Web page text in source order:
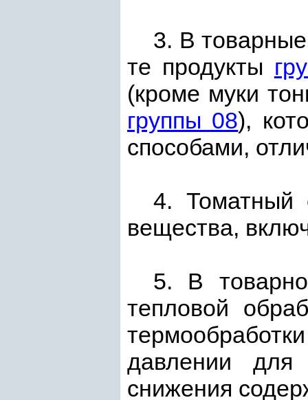
3. В
те продукты
(кроме муки
группы 08),
способами,
4. Томатный
вещества,
5. В
тепловой
давлении для
снижения